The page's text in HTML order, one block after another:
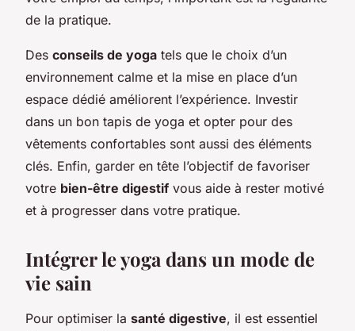
de la pratique.
Des conseils de yoga tels que le choix d’un
environnement calme et la mise en place d’un
espace dédié améliorent l’expérience. Investir
dans un bon tapis de yoga et opter pour des
vêtements confortables sont aussi des éléments
clés. Enfin, garder en tête l’objectif de favoriser
votre bien-être digestif vous aide à rester motivé
et à progresser dans votre pratique.
Intégrer le yoga dans un mode de
vie sain
Pour optimiser la santé digestive, il est essentiel